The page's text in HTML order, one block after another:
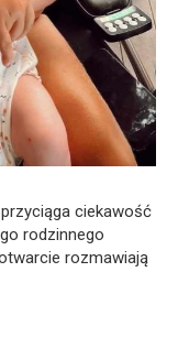
ciekawość
rodzinnego
rozmawiają